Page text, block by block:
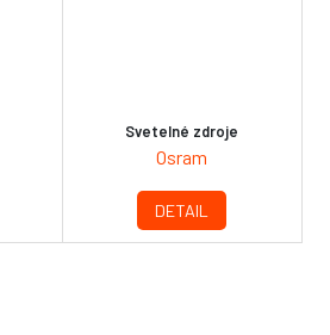
Svetelné zdroje
Osram
DETAIL